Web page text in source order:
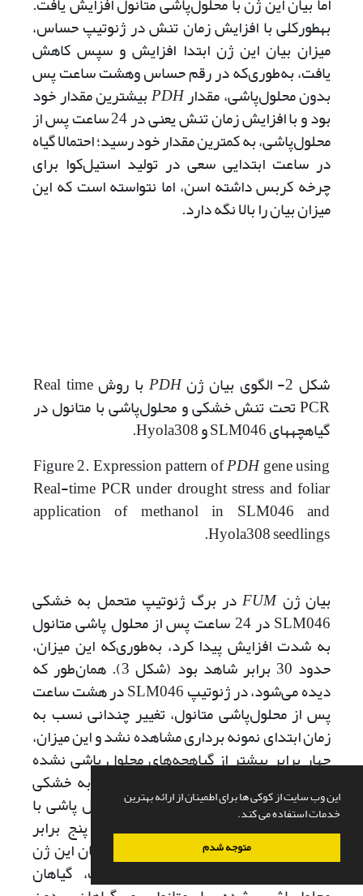
این وب سایت از کوکی ها برای اطمینان از ارائه بهترین
خدمات استفاده می کند.
متوجه شدم
به­طورکلی با افزایش زمان تنش در ژنوتیپ حساس،
میزان بیان این ژن ابتدا افزایش و سپس کاهش
یافت، به‌طوری‌که در رقم حساس وهشت ساعت پس
بدون محلول‌پاشی، مقدارPDHبیش­ترین مقدار خود
بود و با افزایش زمان تنش یعنی در 24 ساعت پس از
محلول‌پاشی، به کمترین مقدار خود رسید؛ احتمالا گیاه
در ساعت ابتدایی سعی در تولید استیل‌کوا برای
چرخه کربس داشته اسن، اما نتواسته است که این
میزان بیان را بالا نگه دارد.
شکل 2- الگوی بیان ژن PDH با روش Real time
PCR تحت تنش خشکی و محلول‌پاشی با متانول در
گیاهچه­های SLM046 و Hyola308.
Figure 2. Expression pattern ofPDHgene using
Real-time PCR under drought stress and foliar
application of methanol in SLM046 and
Hyola308 seedlings.
بیان ژنFUM در برگ ژنوتیپ متحمل به خشکی
SLM046 در 24 ساعت پس از محلول پاشی متانول
به شدت افزایش پیدا کرد، به‌طوری‌که این میزان،
حدود 30 برابر شاهد بود (شکل 3). همان‌طور که
دیده می‌شود، در ژنوتیپ SLM046 در هشت ساعت
پس از محلول‌پاشی متانول، تغییر چندانی نسب به
زمان ابتدای نمونه برداری مشاهده نشد و این میزان،
چهار برابر بیشتر از گیاهچه‌های محلول پاشی نشده
در ژنوتیپ حساس به خشکی
Hyola308 در هشت ساعت پس از محلول پاشی با
متانول، دارای بیشترین مقدار و حدود پنج برابر
شاهد بود و در زمان‌ دیگر، تغییری در بیان این ژن
دیده نشد، به‌طوری‌که در 24 ساعت، گیاهان